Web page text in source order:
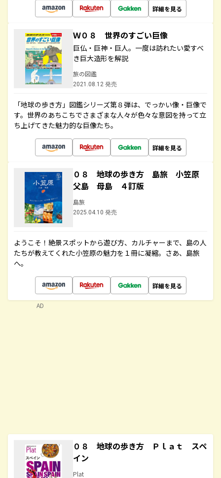
詳細を見る
Ｗ０８ 世界のすごい巨像
巨仏・巨神・巨人。一度は訪れたい愛すべ
き巨大造形を解説
旅の図鑑
2021.08.12 発売
「地球の歩き方」図鑑シリーズ第８弾は、でっかい像・巨像で
す。世界のあちこちでさまざまな人々が色々な意図を持って立
ち上げてきた魅力的な巨像たち。
詳細を見る
０８ 地球の歩き方 島旅 小笠原
父島 母島 ４訂版
島旅
2025.04.10 発売
ようこそ！絶景スポットから遊び方、カルチャーまで、島の人
たちが教えてくれた小笠原の魅力を１冊に凝縮。さあ、島旅
へ。
詳細を見る
０８ 地球の歩き方 Ｐｌａｔ スペ
イン
Plat
AD